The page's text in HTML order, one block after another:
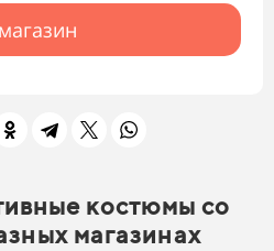
костюмы со
магазинах